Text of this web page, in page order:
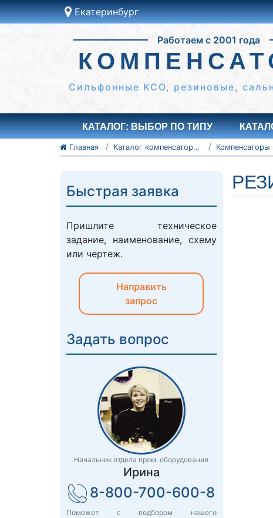
Екатеринбург
Это ближайши к вам
город:
Екатеринбург
Работаем с 2001 года
Сильфонные КСО, резиновые,
КАТАЛОГ: ВЫБОР ПО ТИПУ
Главная Каталог компенсаторов
Быстрая заявка
Пришлите техническое
задание, наименование, схему
или чертеж.
Направить
запрос
Задать вопрос
Начальник отдела пром. оборудования
Ирина
8-800-700-600-8
Поможет с подбором нашего